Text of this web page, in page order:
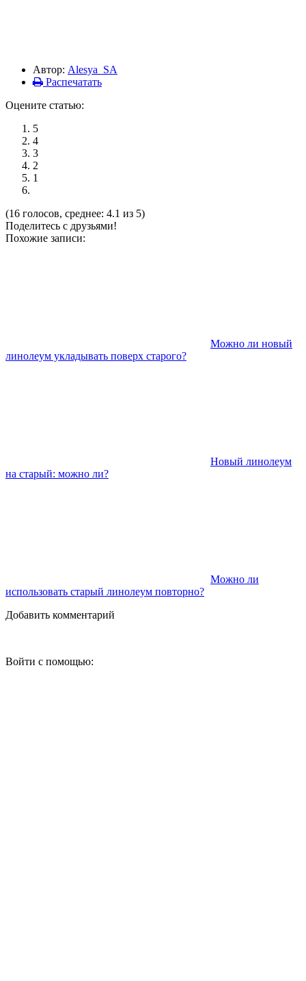
Автор: Alesya_SA
Распечатать
Оцените статью:
5
4
3
2
1
(16 голосов, среднее: 4.1 из 5)
Поделитесь с друзьями!
Похожие записи:
Можно ли новый
линолеум укладывать поверх старого?
Новый линолеум
на старый: можно ли?
Можно ли
использовать старый линолеум повторно?
Добавить комментарий
Войти с помощью: